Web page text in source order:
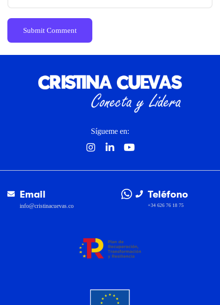
Sígueme en:
Email
info@cristinacuevas.co
Teléfono
+34 626 76 18 75